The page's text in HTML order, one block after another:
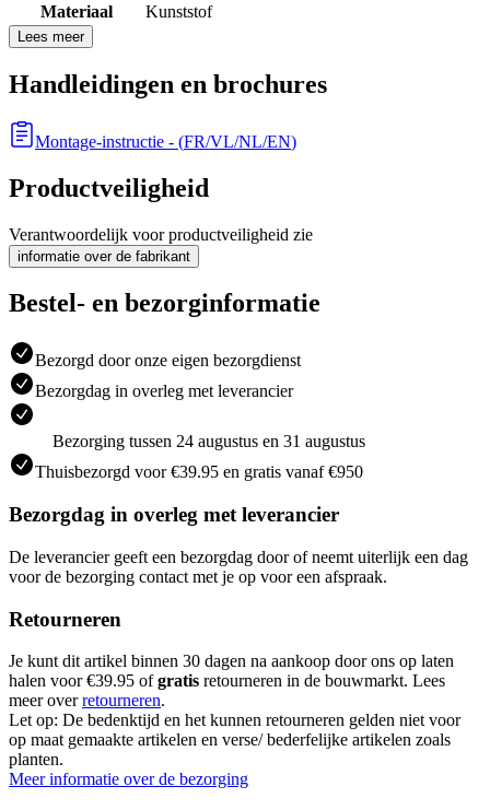
Materiaal
Kunststof
Lees meer
Handleidingen en brochures
Montage-instructie - (FR/VL/NL/EN)
Productveiligheid
Verantwoordelijk voor productveiligheid zie
informatie over de fabrikant
Bestel- en bezorginformatie
Bezorgd door onze eigen bezorgdienst
Bezorgdag in overleg met leverancier
Bezorging tussen 24 augustus en 31 augustus
Thuisbezorgd voor €39.95 en gratis vanaf €950
Bezorgdag in overleg met leverancier
De leverancier geeft een bezorgdag door of neemt uiterlijk een dag
voor de bezorging contact met je op voor een afspraak.
Retourneren
Je kunt dit artikel binnen 30 dagen na aankoop door ons op laten
halen voor €39.95 ofgratis retourneren in de bouwmarkt. Lees
meer overretourneren.
Let op: De bedenktijd en het kunnen retourneren gelden niet voor
op maat gemaakte artikelen en verse/ bederfelijke artikelen zoals
planten.
Meer informatie over de bezorging